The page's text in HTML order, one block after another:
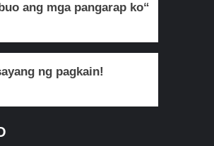
ang mga pangarap ko“
ng pagkain!